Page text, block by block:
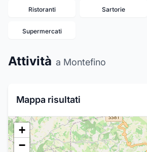
Ristoranti Sartorie
Supermercati
Attività a Montefino
Mappa risultati
+
−